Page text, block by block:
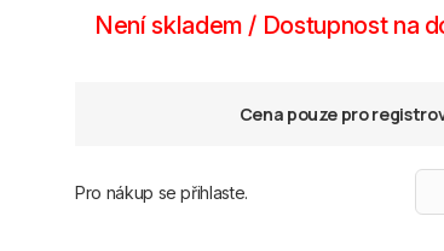
Není skladem / Dostupnost na
Cena pouze pro
Pro nákup se přihlaste.